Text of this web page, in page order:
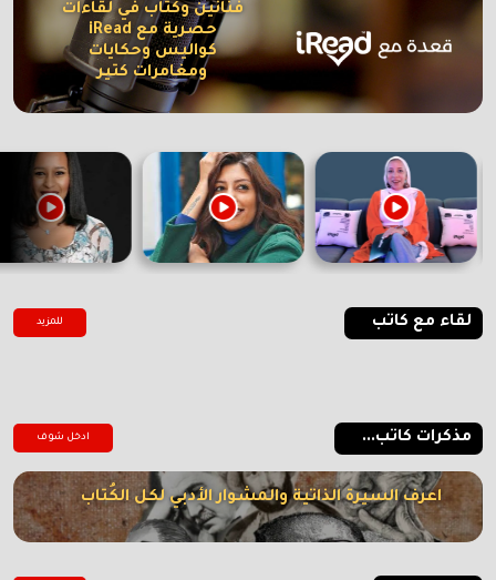
فنانين وكُتاب في لقاءات
حصرية مع iRead
كواليس وحكايات
ومغامرات كتير
لقاء مع كاتب للمزيد
مذكرات كاتب... ادخل شوف
اعرف السيرة الذاتية والمشوار الأدبي لكل الكُتاب